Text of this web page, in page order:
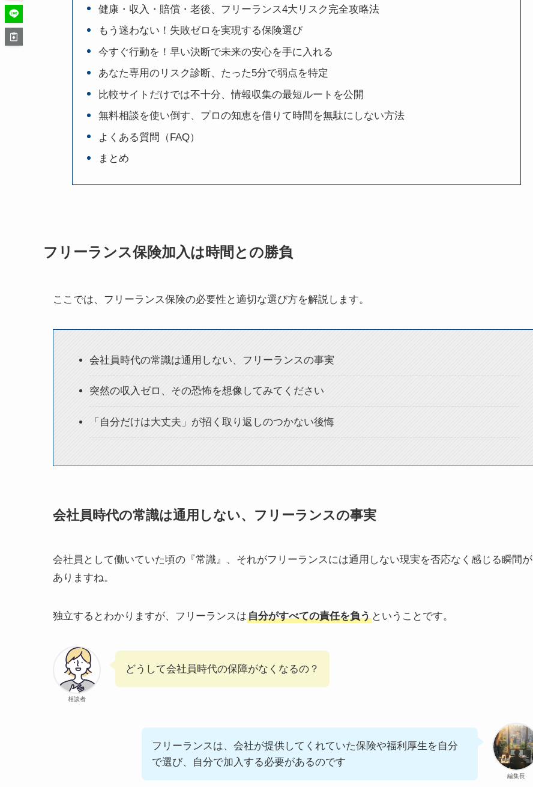
健康・収入・賠償・老後、フリーランス4大リスク完全攻略法
もう迷わない！失敗ゼロを実現する保険選び
今すぐ行動を！早い決断で未来の安心を手に入れる
あなた専用のリスク診断、たった5分で弱点を特定
比較サイトだけでは不十分、情報収集の最短ルートを公開
無料相談を使い倒す、プロの知恵を借りて時間を無駄にしない方法
よくある質問（FAQ）
まとめ
フリーランス保険加入は時間との勝負
ここでは、フリーランス保険の必要性と適切な選び方を解説します。
会社員時代の常識は通用しない、フリーランスの事実
突然の収入ゼロ、その恐怖を想像してみてください
「自分だけは大丈夫」が招く取り返しのつかない後悔
会社員時代の常識は通用しない、フリーランスの事実
会社員として働いていた頃の『常識』、それがフリーランスには通用しない現実を否応なく感じる瞬間が
ありますね。
独立するとわかりますが、フリーランスは自分がすべての責任を負う ということです。
相談者
どうして会社員時代の保障がなくなるの？
編集長
フリーランスは、会社が提供してくれていた保険や福利厚生を自分
で選び、自分で加入する必要があるのです